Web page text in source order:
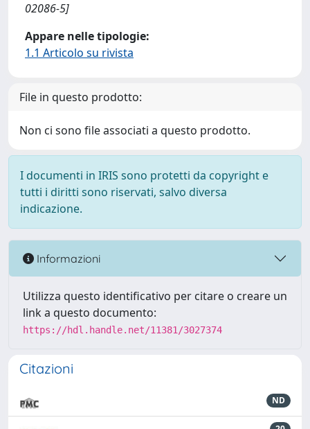
02086-5]
Appare nelle tipologie:
1.1 Articolo su rivista
File in questo prodotto:
Non ci sono file associati a questo prodotto.
I documenti in IRIS sono protetti da copyright e
tutti i diritti sono riservati, salvo diversa
indicazione.
Informazioni
Utilizza questo identificativo per citare o creare un
link a questo documento:
https://hdl.handle.net/11381/3027374
Citazioni
ND